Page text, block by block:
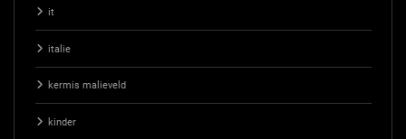
it
italie
kermis malieveld
kinder